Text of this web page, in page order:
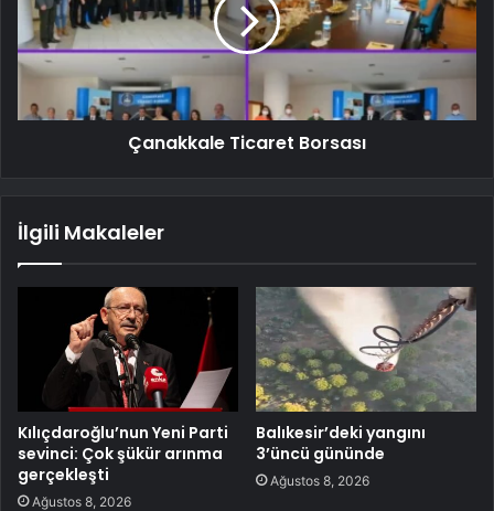
Çanakkale Ticaret Borsası
İlgili Makaleler
Kılıçdaroğlu’nun Yeni Parti
sevinci: Çok şükür arınma
gerçekleşti
Ağustos 8, 2026
Balıkesir’deki yangını
3’üncü gününde
Ağustos 8, 2026